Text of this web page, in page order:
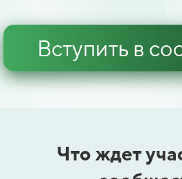
Вступить в
Что ждет